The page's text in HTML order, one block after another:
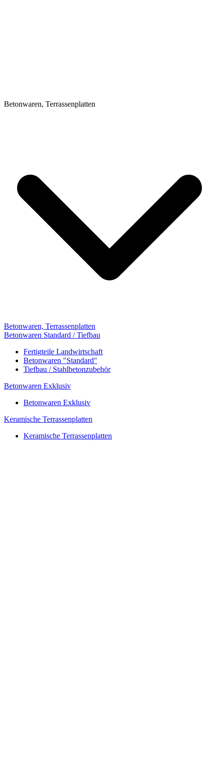
Betonwaren, Terrassenplatten
Betonwaren, Terrassenplatten
Betonwaren Standard / Tiefbau
Fertigteile Landwirtschaft
Betonwaren "Standard"
Tiefbau / Stahlbetonzubehör
Betonwaren Exklusiv
Betonwaren Exklusiv
Keramische Terrassenplatten
Keramische Terrassenplatten